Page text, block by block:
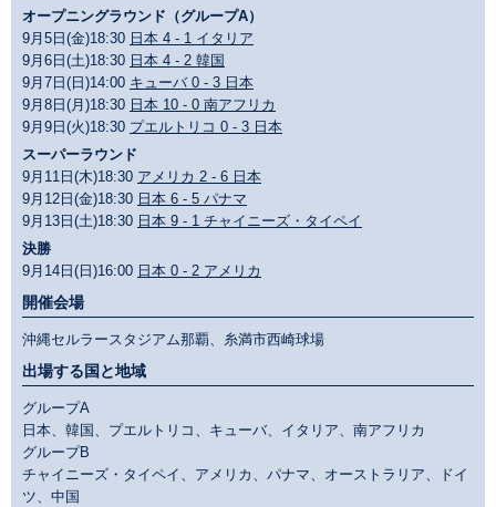
オープニングラウンド（グループA）
9月5日(金)18:30 日本 4 - 1 イタリア
9月6日(土)18:30 日本 4 - 2 韓国
9月7日(日)14:00 キューバ 0 - 3 日本
9月8日(月)18:30 日本 10 - 0 南アフリカ
9月9日(火)18:30 プエルトリコ 0 - 3 日本
スーパーラウンド
9月11日(木)18:30 アメリカ 2 - 6 日本
9月12日(金)18:30 日本 6 - 5 パナマ
9月13日(土)18:30 日本 9 - 1 チャイニーズ・タイペイ
決勝
9月14日(日)16:00 日本 0 - 2 アメリカ
開催会場
沖縄セルラースタジアム那覇、糸満市西崎球場
出場する国と地域
グループA
日本、韓国、プエルトリコ、キューバ、イタリア、南アフリカ
グループB
チャイニーズ・タイペイ、アメリカ、パナマ、オーストラリア、ドイ
ツ、中国